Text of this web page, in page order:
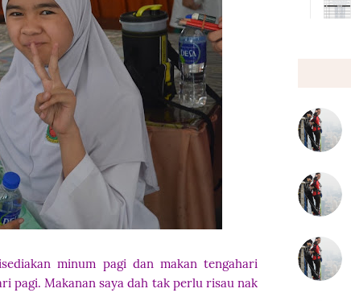
minum pagi dan makan tengahari
pagi. Makanan saya dah tak perlu risau nak